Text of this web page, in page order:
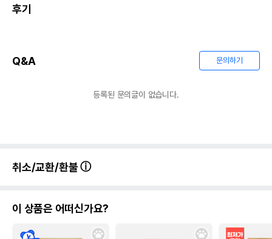
후기
Q&A 문의하기
등록된 문의글이 없습니다.
취소/교환/환불
이 상품은 어떠신가요?